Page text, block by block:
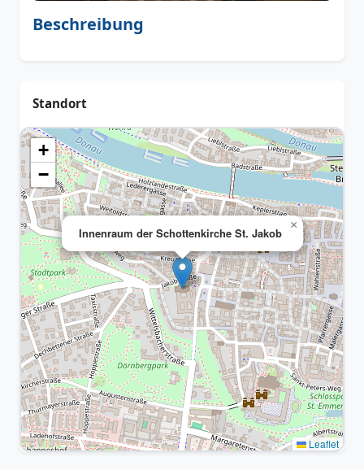
Beschreibung
Standort
Innenraum der Schottenkirche St. Jakob
×
+
−
Leaflet